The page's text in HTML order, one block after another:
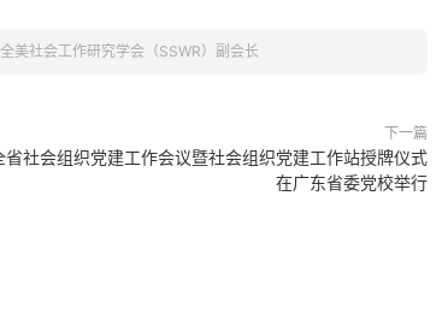
美社会工作研究学会（SSWR）副会长
下一篇
省社会组织党建工作会议暨社会组织党建工作站授牌仪式
在广东省委党校举行